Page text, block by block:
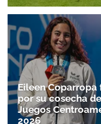
Eileen
por su cosecha
Juegos
2026